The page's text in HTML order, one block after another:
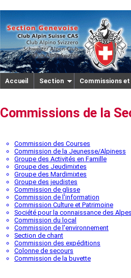
Accueil Section Commissions
Commissions de la
Commission des Courses
Commission de la Jeunesse/Alpiness
Groupe des Activités en Famille
Groupe des Jeudimixtes
Groupe des Mardimixtes
Groupe des jeudistes
Commission de glisse
Commission de l'information
Commission Culture et Patrimoine
Société pour la connaissance des Alpes
Commission du local
Commission de l'environnement
Section de chant
Commission des expéditions
Colonne de secours
Commission de la buvette